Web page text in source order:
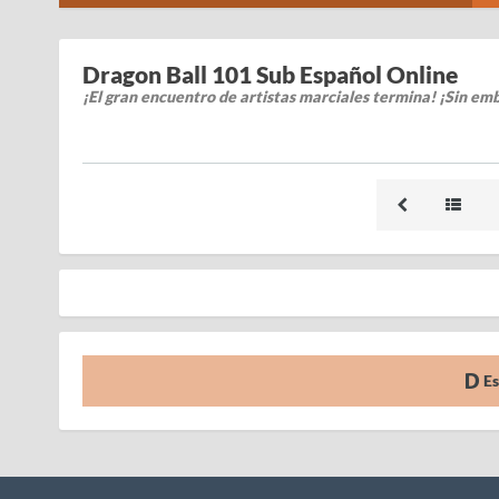
Dragon Ball 101 Sub Español Online
¡El gran encuentro de artistas marciales termina! ¡Sin